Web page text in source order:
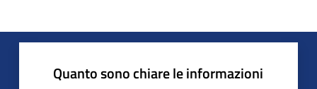
Quanto sono chiare le informazioni